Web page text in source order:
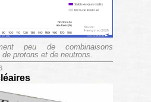
peu de combinaisons
protons et de neutrons.